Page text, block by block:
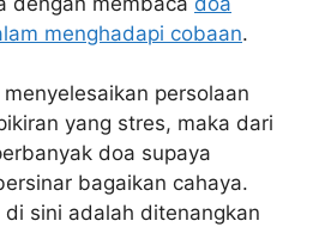
menghadapi cobaan.
persolaan
yang stres, maka dari
doa supaya
bagaikan cahaya.
sini adalah ditenangkan